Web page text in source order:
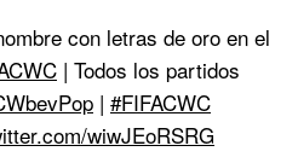
con letras de oro en el
| Todos los partidos
| #FIFACWC
wiwJEoRSRG